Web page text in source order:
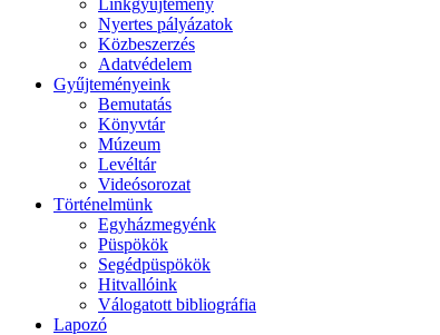
Linkgyűjtemény
Nyertes pályázatok
Közbeszerzés
Adatvédelem
Gyűjteményeink
Bemutatás
Könyvtár
Múzeum
Levéltár
Videósorozat
Történelmünk
Egyházmegyénk
Püspökök
Segédpüspökök
Hitvallóink
Válogatott bibliográfia
Lapozó